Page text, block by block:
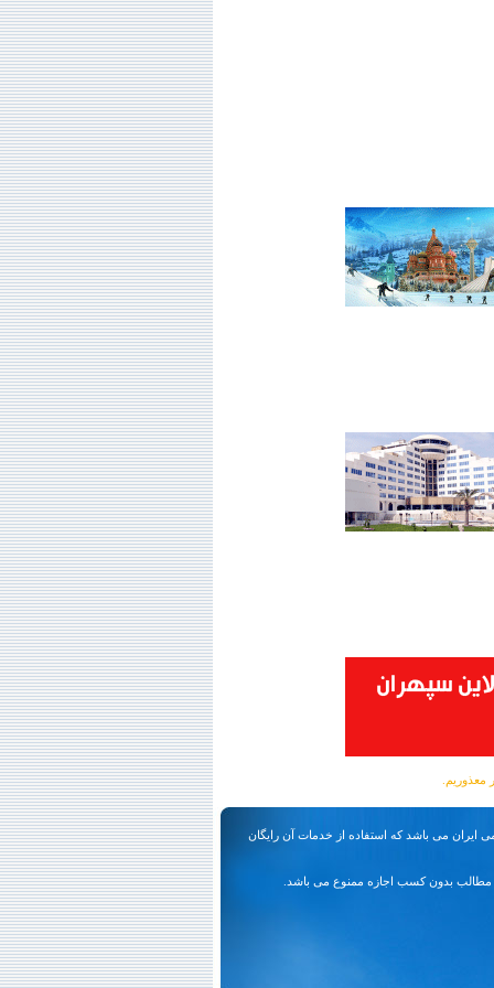
ایران می باشد که استفاده از خدمات آن رایگان
بدون کسب اجازه ممنوع می باشد.